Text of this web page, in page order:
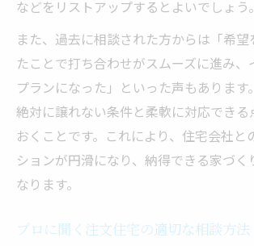
注文住宅相談が叶える理想と
ス
無理のない注文住宅相談で失
注文住宅相談で予算内の理想
訣
専門家目線で選ぶ注文住宅相談のポ
専門家による注文住宅相談の信
などをリストアップするとよいでしょう。
また、過去に相談された方からは「希望
たことで打ち合わせがスムーズに進み、
プランになった」といった声もあります
絶対に譲れない条件と柔軟に対応できる
おくことです。これにより、住宅会社と
ションが円滑になり、納得できる家づく
なります。
プロに聞く注文住宅の適切な相談方法